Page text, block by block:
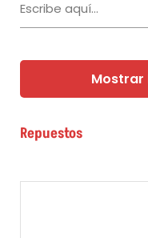
Mostrar
Repuestos